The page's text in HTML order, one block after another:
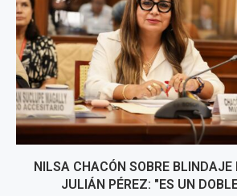
NILSA CHACÓN SOBRE BLINDAJE
JULIÁN PÉREZ: "ES UN